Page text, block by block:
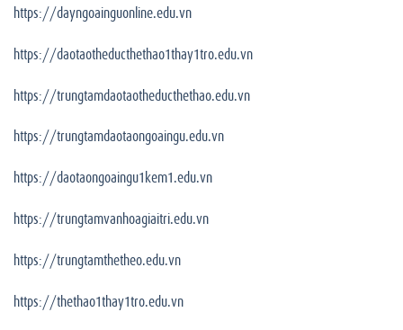
https://dayngoainguonline.edu.vn
https://daotaotheducthethao1thay1tro.edu.vn
https://trungtamdaotaotheducthethao.edu.vn
https://trungtamdaotaongoaingu.edu.vn
https://daotaongoaingu1kem1.edu.vn
https://trungtamvanhoagiaitri.edu.vn
https://trungtamthetheo.edu.vn
https://thethao1thay1tro.edu.vn